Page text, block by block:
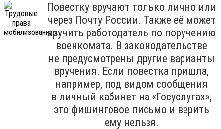
Повестку вручают только лично или
через Почту России. Также её может
вручить работодатель по поручению
военкомата. В законодательстве
не предусмотрены другие варианты
вручения. Если повестка пришла,
например, под видом сообщения
в личный кабинет на «Госуслугах»,
это фишинговое письмо и верить
ему нельзя.